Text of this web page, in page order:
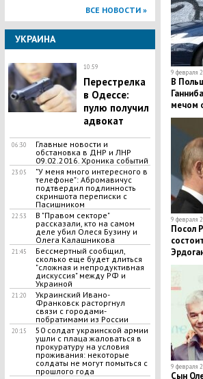
ВСЕ НОВОСТИ »
УКРАИНА
10:59
Перестрелка
в Одессе:
пулю получил
адвокат
06:30
Главные новости и
обстановка в ДНР и ЛНР
09.02.2016. Хроника событий
23:05
"У меня много интересного в
телефоне": Абромавичус
подтвердил подлинность
скриншота переписки с
Пасишником
22:53
В "Правом секторе"
рассказали, кто на самом
деле убил Олеся Бузину и
Олега Калашникова
21:45
Бессмертный сообщил,
сколько еще будет длиться
"сложная и непродуктивная
дискуссия" между РФ и
Украиной
21:20
Украинский Ивано-
Франковск расторгнул
связи с городами-
побратимами из России
20:15
50 солдат украинской армии
ушли с плаца жаловаться в
прокуратуру на условия
проживания: некоторые
солдаты не могут помыться с
прошлого года
9 февраля
В
мечом
9 февраля
Посол
9 февраля
Сын